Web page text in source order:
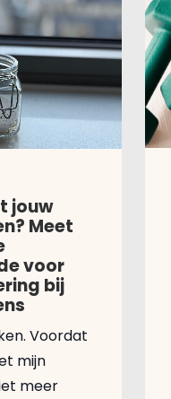
jouw
Meet
voor
bij
Voordat
mijn
meer